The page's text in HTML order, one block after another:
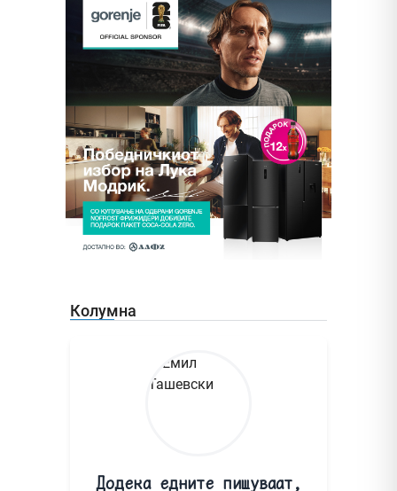
Колумна
Додека едните пишуваат,